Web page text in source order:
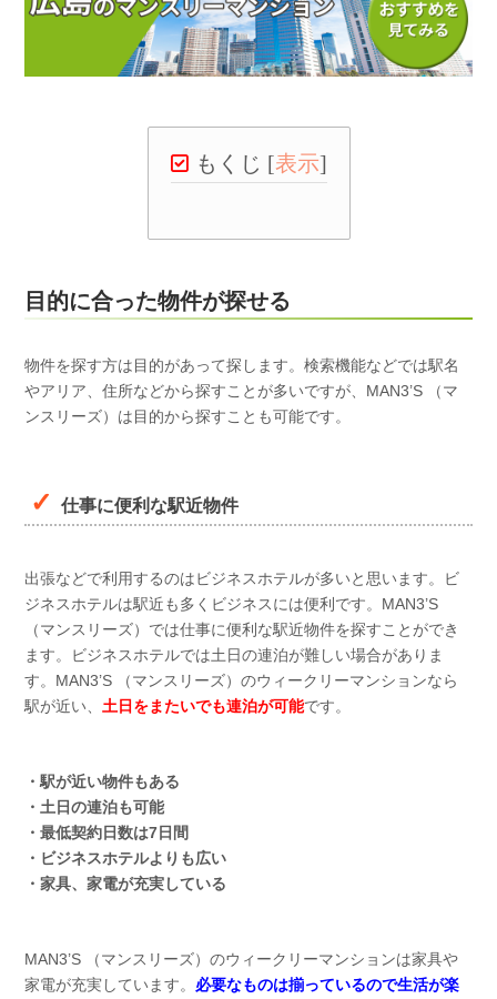
もくじ [表示]
目的に合った物件が探せる
物件を探す方は目的があって探します。検索機能などでは駅名
やアリア、住所などから探すことが多いですが、MAN3’S （マ
ンスリーズ）は目的から探すことも可能です。
仕事に便利な駅近物件
出張などで利用するのはビジネスホテルが多いと思います。ビ
ジネスホテルは駅近も多くビジネスには便利です。MAN3’S
（マンスリーズ）では仕事に便利な駅近物件を探すことができ
ます。ビジネスホテルでは土日の連泊が難しい場合がありま
す。MAN3’S （マンスリーズ）のウィークリーマンションなら
駅が近い、 土日をまたいでも連泊が可能です。
・駅が近い物件もある
・土日の連泊も可能
・最低契約日数は7日間
・ビジネスホテルよりも広い
・家具、家電が充実している
MAN3’S （マンスリーズ）のウィークリーマンションは家具や
家電が充実しています。 必要なものは揃っているので生活が楽